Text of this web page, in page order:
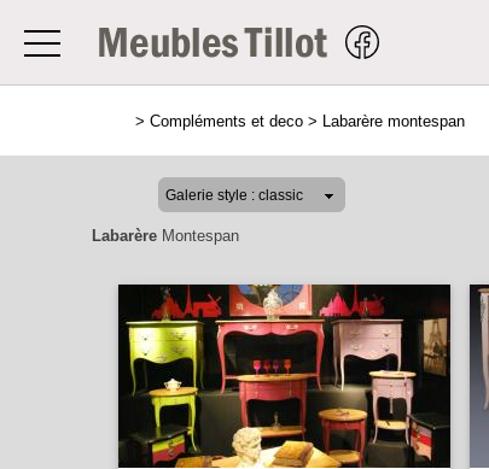
> Compléments et deco > Labarère montespan
Labarère Montespan